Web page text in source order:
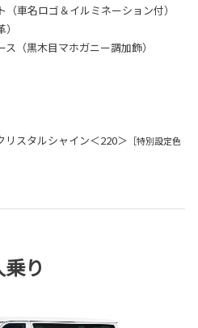
車名ロゴ＆イルミネーション付）
（黒木目マホガニー調加飾）
リスタルシャイン＜220＞ ［特別設定色
り